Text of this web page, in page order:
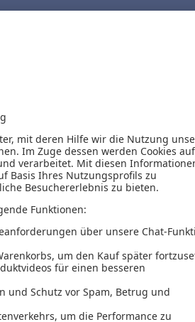
ihren Erfolgsweg zu
Selbstmarketing,